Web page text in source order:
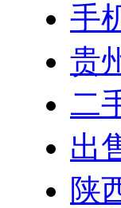
手
贵
二
出
陕